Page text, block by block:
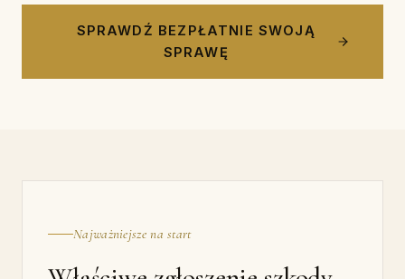
SPRAWDŹ BEZPŁATNIE SWOJĄ
SPRAWĘ
Najważniejsze na start